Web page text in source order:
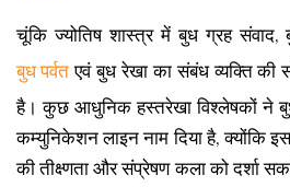
चूंकि ज्योतिष शास्त्र में बुध ग्रह संवाद,
बुध पर्वत एवं बुध रेखा का संबंध व्यक्ति की
है। कुछ आधुनिक हस्तरेखा विश्लेषकों ने
कम्युनिकेशन लाइन नाम दिया है, क्योंकि
की तीक्ष्णता और संप्रेषण कला को दर्शा